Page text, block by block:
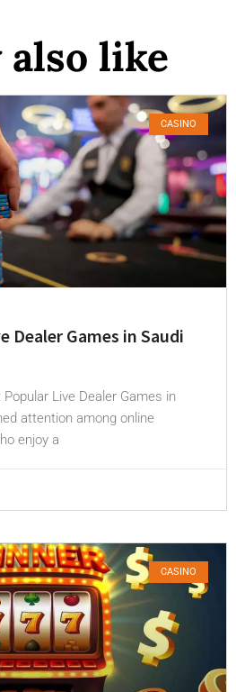
also like
CASINO
Dealer Games in Saudi
Live Dealer Games in
attention among online
enjoy a
CASINO